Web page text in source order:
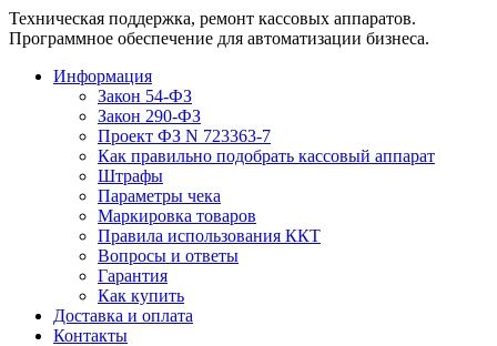
Техническая поддержка, ремонт кассовых аппаратов.
Программное обеспечение для автоматизации бизнеса.
Информация
Закон 54-ФЗ
Закон 290-ФЗ
Проект ФЗ N 723363-7
Как правильно подобрать кассовый аппарат
Штрафы
Параметры чека
Маркировка товаров
Правила использования ККТ
Вопросы и ответы
Гарантия
Как купить
Доставка и оплата
Контакты